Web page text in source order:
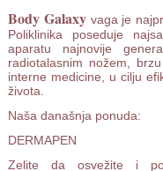
Body Galaxy vaga je
Poliklinika poseduje
aparatu najnovije
radiotalasnim nožem,
interne medicine, u cilju
života.
Naša današnja ponuda:
DERMAPEN
Zelite da osvežite i